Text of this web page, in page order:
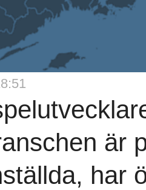
är
har